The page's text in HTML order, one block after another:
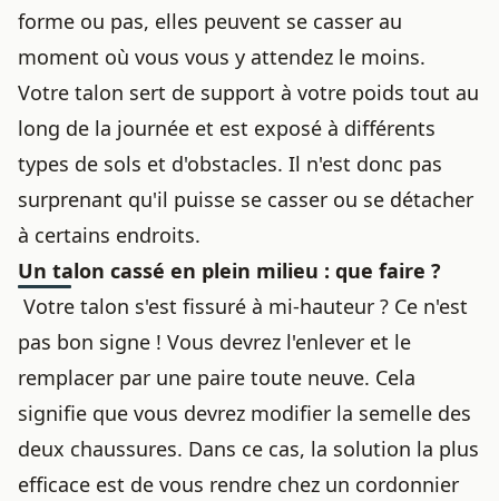
forme ou pas, elles peuvent se casser au
moment où vous vous y attendez le moins.
Votre talon sert de support à votre poids tout au
long de la journée et est exposé à différents
types de sols et d'obstacles. Il n'est donc pas
surprenant qu'il puisse se casser ou se détacher
à certains endroits.
Un talon cassé en plein milieu : que faire ?
Votre talon s'est fissuré à mi-hauteur ? Ce n'est
pas bon signe ! Vous devrez l'enlever et le
remplacer par une paire toute neuve. Cela
signifie que vous devrez modifier la semelle des
deux chaussures. Dans ce cas, la solution la plus
efficace est de vous rendre chez un cordonnier